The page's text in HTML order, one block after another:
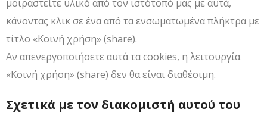
μοιραστείτε υλικό από τον ιστότοπό μας με αυτά,
κάνοντας κλικ σε ένα από τα ενσωματωμένα πλήκτρα με
τίτλο «Κοινή χρήση» (share).
Αν απενεργοποιήσετε αυτά τα cookies, η λειτουργία
«Κοινή χρήση» (share) δεν θα είναι διαθέσιμη.
Σχετικά με τον διακομιστή αυτού του